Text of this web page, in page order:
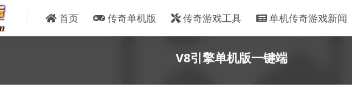
首页 传奇单机版 传奇游戏工具 单机传奇游戏新闻
V8引擎单机版一键端